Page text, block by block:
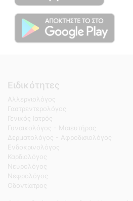
Ειδικότητες
Αλλεργιολόγος
Γαστρεντερολόγος
Γενικός Ιατρός
Γυναικολόγος - Μαιευτήρας
Δερματολόγος - Αφροδισιολόγος
Ενδοκρινολόγος
Καρδιολόγος
Νευρολόγος
Νεφρολόγος
Οδοντίατρος